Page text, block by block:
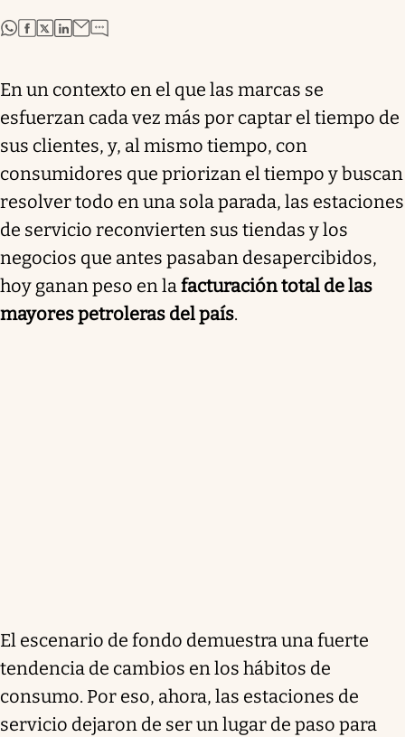
abre en nueva pestaña
abre en nueva pestaña
abre en nueva pestaña
abre en nueva pestaña
En un contexto en el que las marcas se
esfuerzan cada vez más por captar el tiempo de
sus clientes, y, al mismo tiempo, con
consumidores que priorizan el tiempo y buscan
resolver todo en una sola parada, las estaciones
de servicio reconvierten sus tiendas y los
negocios que antes pasaban desapercibidos,
hoy ganan peso en lafacturación total de las
mayores petroleras del país.
El escenario de fondo demuestra una fuerte
tendencia de cambios en los hábitos de
consumo. Por eso, ahora, las estaciones de
servicio dejaron de ser un lugar de paso para